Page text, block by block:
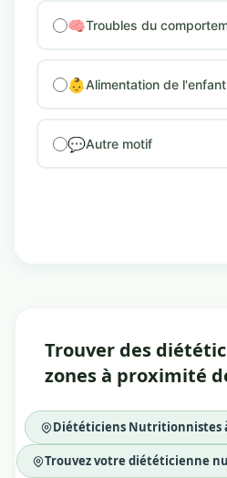
🧠Troubles du
👶Alimentation de l'enfant
💬Autre motif
Trouver des
zones à proximité
Diététiciens Nutritionnistes
Trouvez votre diététicienne